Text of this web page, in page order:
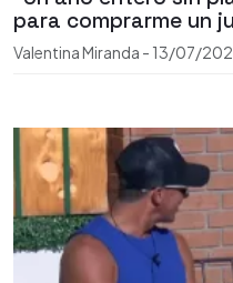
para comprarme un
Valentina Miranda - 13/07/